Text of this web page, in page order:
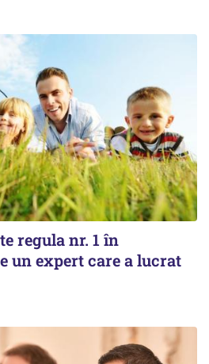
regula nr. 1 în
un expert care a lucrat